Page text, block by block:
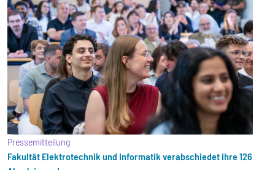
Pressemitteilung
Fakultät Elektrotechnik und Informatik verabschiedet ihre 126